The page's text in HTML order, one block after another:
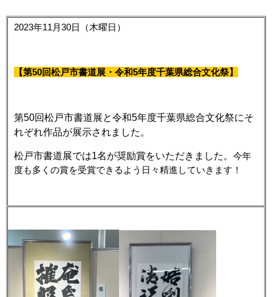
2023年11月30日（木曜日）
【第50回松戸市書道展・令和5年度千葉県総合文化祭】
第50回松戸市書道展と令和5年度千葉県総合文化祭にそ
れぞれ作品が展示されました。
松戸市書道展では1名が奨励賞をいただきました。 今年
度も多くの賞を受賞できるよう日々精進していきます！